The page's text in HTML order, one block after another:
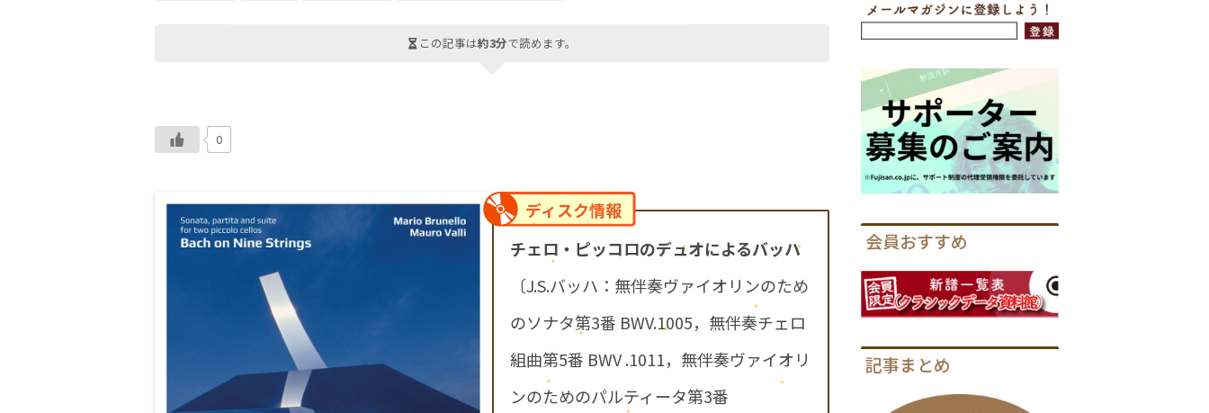
この記事は約3分で読めます。
0
ディスク情報
チェロ・ピッコロのデュオによるバッハ
〔J.S.バッハ：無伴奏ヴァイオリンのため
のソナタ第3番 BWV.1005，無伴奏チェロ
組曲第5番 BWV .1011，無伴奏ヴァイオリ
ンのためのパルティータ第3番
会員おすすめ
記事まとめ